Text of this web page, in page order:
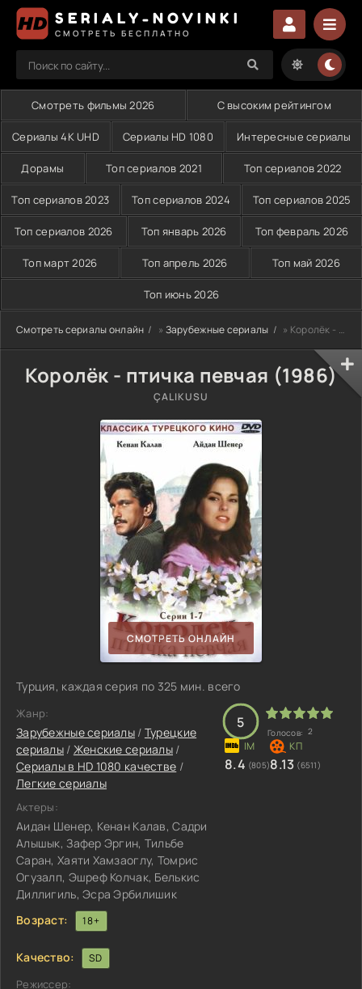
SERIALY-NOVINKI
СМОТРЕТЬ БЕСПЛАТНО
Смотреть фильмы 2026 С высоким рейтингом
Сериалы 4K UHD Сериалы HD 1080 Интересные сериалы
Дорамы Топ сериалов 2021 Топ сериалов 2022
Топ сериалов 2023 Топ сериалов 2024 Топ сериалов 2025
Топ сериалов 2026 Топ январь 2026 Топ февраль 2026
Топ март 2026 Топ апрель 2026 Топ май 2026
Топ июнь 2026
Смотреть сериалы онлайн » Зарубежные сериалы » Королёк - птичка певчая (1986)
Королёк - птичка певчая (1986)
ÇALIKUSU
СМОТРЕТЬ ОНЛАЙН
Турция, каждая серия по 325 мин. всего
Жанр:
Зарубежные сериалы / Турецкие
сериалы/ Женские сериалы /
Сериалы в HD 1080 качестве /
Легкие сериалы
Актеры:
Аидан Шенер, Кенан Калав, Садри
Алышык, Зафер Эргин, Тильбе
Саран, Хаяти Хамзаоглу, Томрис
Огузалп, Эшреф Колчак, Белькис
Диллигиль, Эсра Эрбилишик
Возраст:
18+
5
Голосов: 2
8.4 (805)8.13 (6511)
Качество: SD
Режиссер: